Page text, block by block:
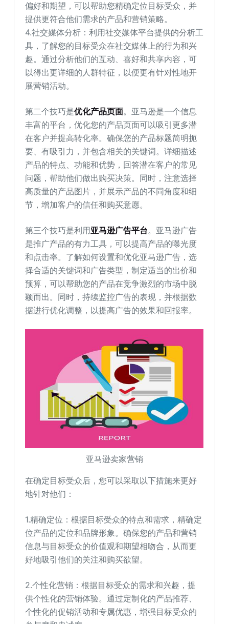
偏好和期望，可以帮助您精确定位目标受众，并
提供更符合他们需求的产品和营销策略。
4.社交媒体分析：利用社交媒体平台提供的分析工
具，了解您的目标受众在社交媒体上的行为和兴
趣。通过分析他们的互动、喜好和共享内容，可
以得出更详细的人群特征，以便更有针对性地开
展营销活动。
第二个技巧是优化产品页面。亚马逊是一个信息
丰富的平台，优化您的产品页面可以吸引更多潜
在客户并提高转化率。确保您的产品标题简明扼
要、有吸引力，并包含相关的关键词。详细描述
产品的特点、功能和优势，回答潜在客户的常见
问题，帮助他们做出购买决策。同时，注意选择
高质量的产品图片，并展示产品的不同角度和细
节，增加客户的信任和购买意愿。
第三个技巧是利用亚马逊广告平台。亚马逊广告
是推广产品的有力工具，可以提高产品的曝光度
和点击率。了解如何设置和优化亚马逊广告，选
择合适的关键词和广告类型，制定适当的出价和
预算，可以帮助您的产品在竞争激烈的市场中脱
颖而出。同时，持续监控广告的表现，并根据数
据进行优化调整，以提高广告的效果和回报率。
亚马逊卖家营销
在确定目标受众后，您可以采取以下措施来更好
地针对他们：
1.精确定位：根据目标受众的特点和需求，精确定
位产品的定位和品牌形象。确保您的产品和营销
信息与目标受众的价值观和期望相吻合，从而更
好地吸引他们的关注和购买欲望。
2.个性化营销：根据目标受众的需求和兴趣，提
供个性化的营销体验。通过定制化的产品推荐、
个性化的促销活动和专属优惠，增强目标受众的